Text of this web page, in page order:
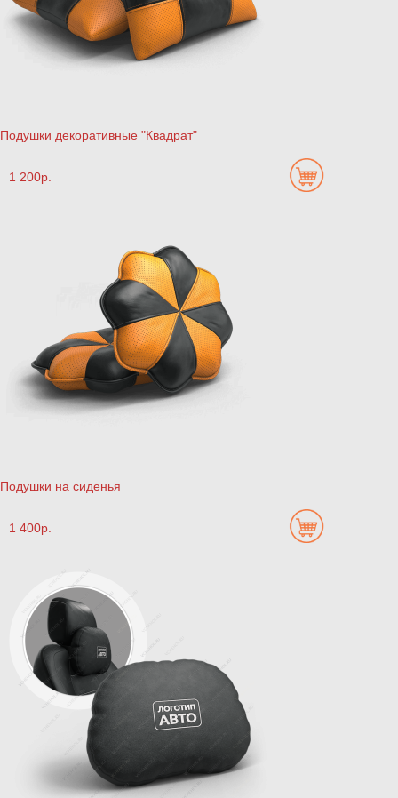
Подушки декоративные "Квадрат"
1 200р.
Подушки на сиденья
1 400р.